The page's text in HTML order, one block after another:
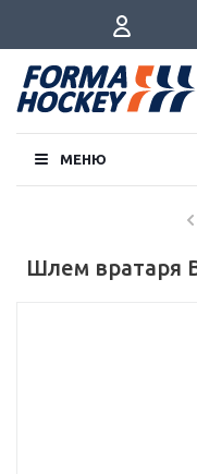
МЕНЮ
Шлем вратаря